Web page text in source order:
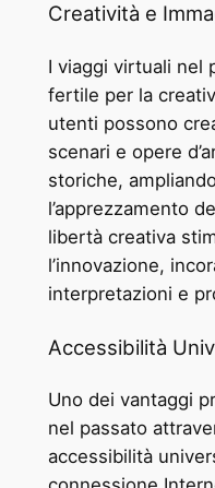
Creatività e
I viaggi virtuali nel
fertile per la
utenti possono
scenari e opere
storiche,
l’apprezzamento
libertà creativa
l’innovazione,
interpretazioni e
Accessibilità
Uno dei vantaggi
nel passato
accessibilità